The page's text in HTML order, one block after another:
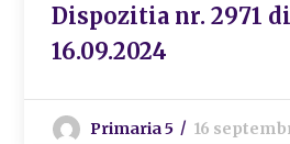
Dispozitia nr. 2971
16.09.2024
Primaria 5 16